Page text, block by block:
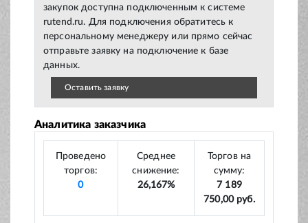
закупок доступна подключенным к системе
rutend.ru. Для подключения обратитесь к
персональному менеджеру или прямо сейчас
отправьте заявку на подключение к базе
данных.
Оставить заявку
Аналитика заказчика
Проведено
торгов:
0
Среднее
снижение:
26,167%
Торгов на
сумму:
7 189
750,00 руб.